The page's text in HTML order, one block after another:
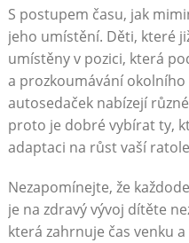
S postupem času, jak
jeho umístění. Děti, které
umístěny v pozici, která
a prozkoumávání okolního
autosedaček nabízejí
proto je dobré vybírat ty,
adaptaci na růst vaší
Nezapomínejte, že
je na zdravý vývoj dítěte
která zahrnuje čas venku